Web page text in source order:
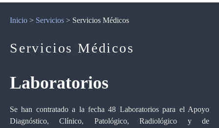
Inicio > Servicios > Servicios Médicos
Servicios Médicos
Laboratorios
Se han contratado a la fecha 48 Laboratorios para el Apoyo
Diagnóstico, Clínico, Patológico, Radiológico y de